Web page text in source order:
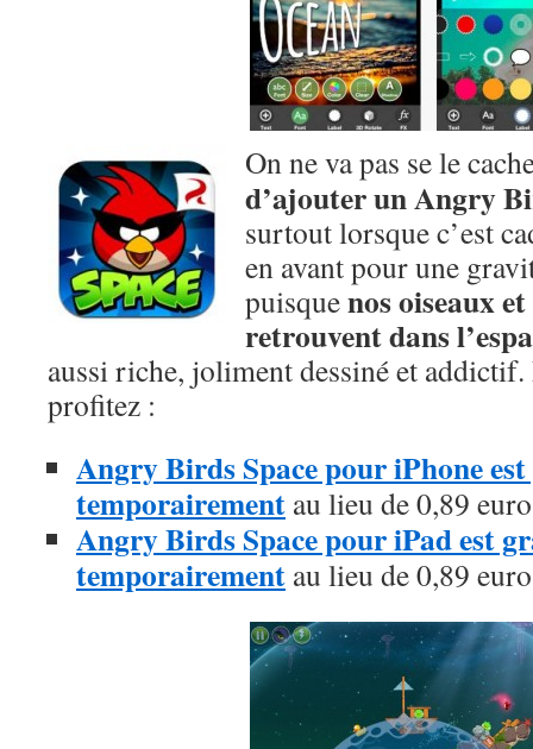
On ne va pas se le
d’ajouter un Angry
surtout lorsque c’est
en avant pour une
puisquenos oiseaux
retrouvent dans
aussi riche, joliment dessiné et addictif.
profitez :
Angry Birds Space pour iPhone
temporairement au lieu de 0,89 euro
Angry Birds Space pour iPad est
temporairement au lieu de 0,89